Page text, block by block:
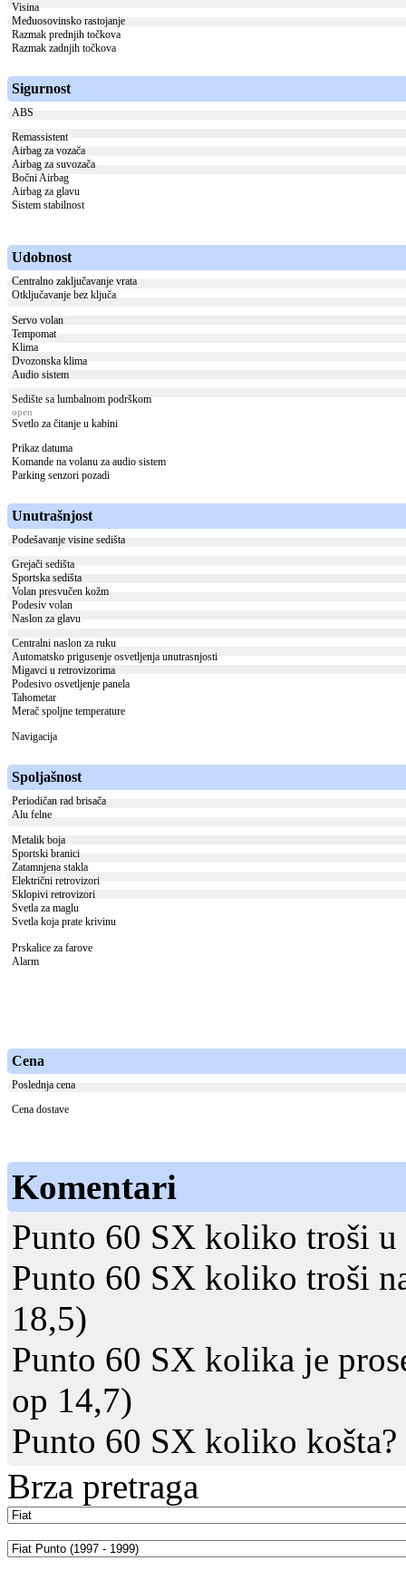
Visina
Međuosovinsko rastojanje
Razmak prednjih točkova
Razmak zadnjih točkova
Sigurnost
ABS
Remassistent
Airbag za vozača
Airbag za suvozača
Bočni Airbag
Airbag za glavu
Sistem stabilnost
Udobnost
Centralno zaključavanje vrata
Otključavanje bez ključa
Servo volan
Tempomat
Klima
Dvozonska klima
Audio sistem
Sedište sa lumbalnom podrškom
open
Svetlo za čitanje u kabini
Prikaz datuma
Komande na volanu za audio sistem
Parking senzori pozadi
Unutrašnjost
Podešavanje visine sedišta
Grejači sedišta
Sportska sedišta
Volan presvučen kožm
Podesiv volan
Naslon za glavu
Centralni naslon za ruku
Automatsko prigusenje osvetljenja unutrasnjosti
Migavci u retrovizorima
Podesivo osvetljenje panela
Tahometar
Merač spoljne temperature
Navigacija
Spoljašnost
Periodičan rad brisača
Alu felne
Metalik boja
Sportski branici
Zatamnjena stakla
Električni retrovizori
Sklopivi retrovizori
Svetla za maglu
Svetla koja prate krivinu
Prskalice za farove
Alarm
Cena
Poslednja cena
Cena dostave
Komentari
Punto 60 SX koliko troši
Punto 60 SX koliko troši
18,5)
Punto 60 SX kolika je
op 14,7)
Punto 60 SX koliko košta?
Brza pretraga